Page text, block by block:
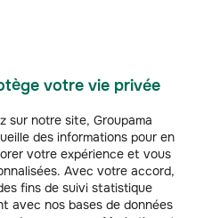
votre vie privée
sur notre site, Groupama
des informations pour en
votre expérience et vous
Avec votre accord,
fins de suivi statistique
avec nos bases de données